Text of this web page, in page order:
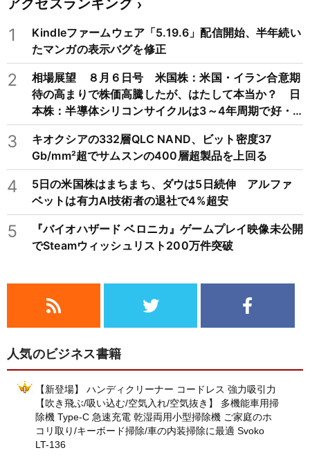
アクセスランキング
1
Kindleファームウェア「5.19.6」配信開始、半年続い
たマンガの表示バグを修正
2
相場展望 ８月６日号 米国株：米国・イラン合意期
待の高まりで株価高騰したが、はたして本当か？ 日
本株：半導体シリコンサイクルは3～4年周期で好・
不況を繰り返すため注意
3
キオクシアの332層QLC NAND、ビット密度37
Gb/mm²超でサムスンの400層超製品を上回る
4
5日の米国株はまちまち、ダウは5日続伸 アルファ
ベットは有力AI技術者の退社で4%超安
5
『バイオハザード ベロニカ』ゲームプレイ映像未公開
でSteamウィッシュリスト200万件突破
人気のビジネス書籍
【新登場】 ハンディクリーナー コードレス 強力吸引力
【吹き飛ぶ/吸い込む/空気入れ/空気抜き】 多機能車用掃
除機 Type-C 急速充電 乾湿両用小型掃除機 ご家庭のホ
コリ取り/キーボード掃除/車の内装掃除に最適 Svoko
LT-136